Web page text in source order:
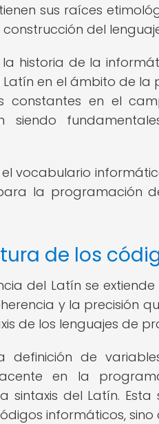
sus raíces
del
historia de la
en el ámbito de la
constantes en el
siendo
vocabulario
la programación
de los
del Latín se
y la precisión
de los lenguajes de
de
en la
del Latín. Esta
informáticos,